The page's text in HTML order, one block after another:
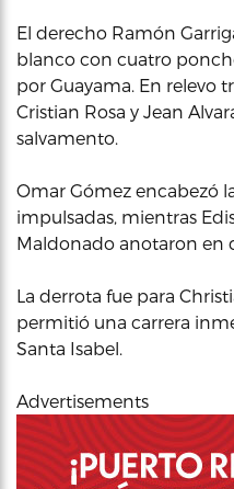
El derecho Ramón
blanco con cuatro
por Guayama. En relevo
Cristian Rosa y Jean
salvamento.
Omar Gómez encabezó
impulsadas, mientras
Maldonado anotaron en
La derrota fue para
permitió una carrera
Santa Isabel.
Advertisements